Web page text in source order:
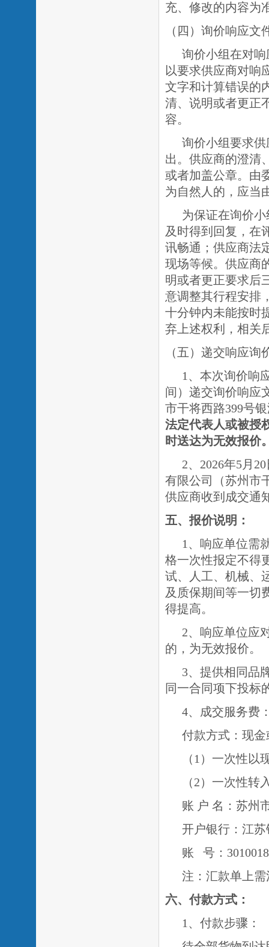
充、修改的内容为
（四）询价响应文
询价小组在对
以要求供应商对响
文字和计算错误的
清、说明或者更正
容。
询价小组要求
出。供应商的澄清
或者加盖公章。由
为自然人的，应当
为保证在询价
及时得到回复，在
讯畅通；供应商法
现场等候。供应商
明或者更正要求后
意调整其行程安排
十分钟内未能按时
弃上述权利，相关
（五）递交响应
1、本次询价响
间）递交询价响应
市干将西路399号
法定代表人或被授
时送达为无效报价
2、2026年5月
有限公司（苏州市
供应商收到成交通
五、报价说明：
1、响应单位需
格一次性报定不得
试、人工、机械、
及质保期间等一切
得提高。
2、响应单位应
的，为无效报价。
3、提供相同品
同一合同项下投标
4、成交服务费
付款方式：现金
（ 1）一次性以
（2）一次性转
账 户 名：苏州
开户银行：江
账
号：
注：汇款单上
六、付款方式：
1、付款步骤：